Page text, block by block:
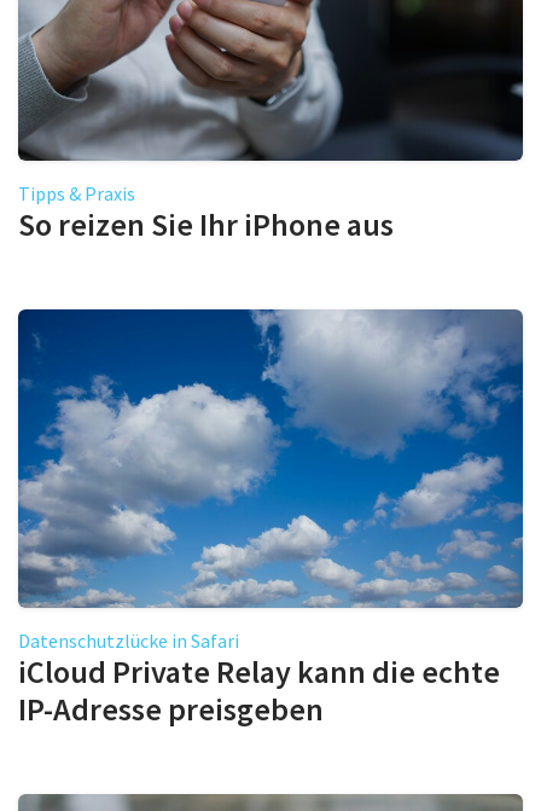
Tipps & Praxis
So reizen Sie Ihr iPhone aus
Datenschutzlücke in Safari
iCloud Private Relay kann die echte
IP-Adresse preisgeben